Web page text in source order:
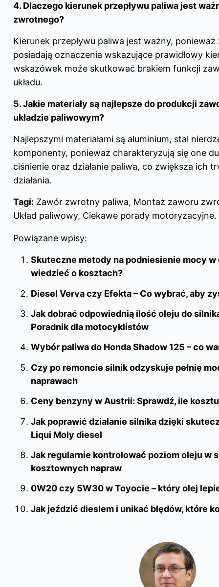
4. Dlaczego kierunek przepływu paliwa jest
zwrotnego?
Kierunek przepływu paliwa jest ważny,
posiadają oznaczenia wskazujące prawidłowy
wskazówek może skutkować brakiem funkcji
układu.
5. Jakie materiały są najlepsze do produkcji
układzie paliwowym?
Najlepszymi materiałami są aluminium, stal
komponenty, ponieważ charakteryzują się one
ciśnienie oraz działanie paliwa, co zwiększa ich
działania.
Tagi: Zawór zwrotny paliwa, Montaż zaworu
Układ paliwowy, Ciekawe porady motoryzacyjne.
Powiązane wpisy:
Skuteczne metody na podniesienie mocy w
wiedzieć o kosztach?
Diesel Verva czy Efekta – Co wybrać, aby
Jak dobrać odpowiednią ilość oleju do
Poradnik dla motocyklistów
Wybór paliwa do Honda Shadow 125 – co
Czy po remoncie silnik odzyskuje pełnię
naprawach
Ceny benzyny w Austrii: Sprawdź, ile
Jak poprawić działanie silnika dzięki
Liqui Moly diesel
Jak regularnie kontrolować poziom oleju w
kosztownych napraw
0W20 czy 5W30 w Toyocie – który olej
Jak jeździć dieslem i unikać błędów, które